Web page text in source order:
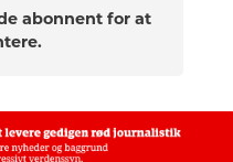
abonnent for at